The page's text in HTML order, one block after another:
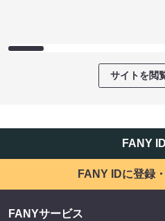
サイトを閲
FANY
FANY IDに登録
FANYサービス